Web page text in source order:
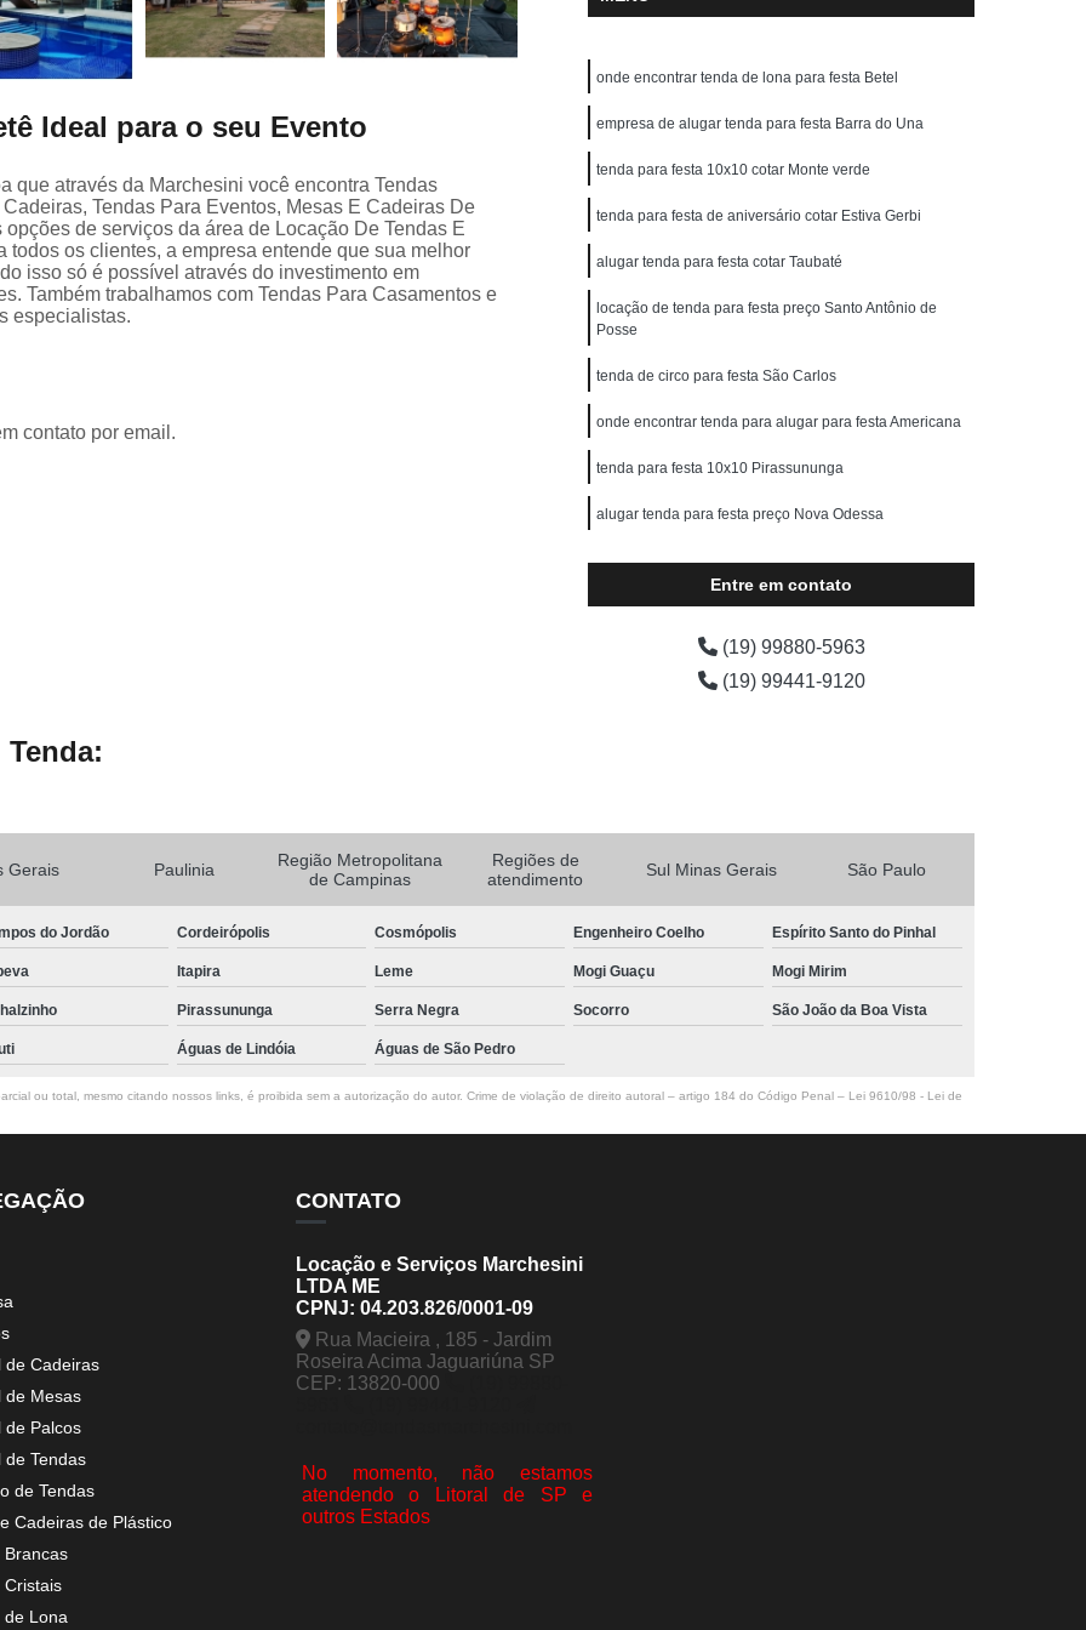
Ideal para o seu Evento
que através da Marchesini você encontra Tendas
Tendas Para Eventos, Mesas E Cadeiras De
de serviços da área de Locação De Tendas E
os clientes, a empresa entende que sua melhor
isso só é possível através do investimento em
Também trabalhamos com Tendas Para Casamentos e
especialistas.
contato por email.
onde encontrar tenda de lona para festa Betel
empresa de alugar tenda para festa Barra do Una
tenda para festa 10x10 cotar Monte verde
tenda para festa de aniversário cotar Estiva Gerbi
alugar tenda para festa cotar Taubaté
locação de tenda para festa preço Santo Antônio de
Posse
tenda de circo para festa São Carlos
onde encontrar tenda para alugar para festa Americana
tenda para festa 10x10 Pirassununga
alugar tenda para festa preço Nova Odessa
Entre em contato
(19) 99880-5963
(19) 99441-9120
Gerais Paulinia
Região Metropolitana
de Campinas
Regiões de
atendimento
Sul Minas Gerais São Paulo
do Jordão Cordeirópolis Cosmópolis Engenheiro Coelho Espírito Santo do Pinhal
Itapira Leme Mogi Guaçu Mogi Mirim
Pirassununga Serra Negra Socorro São João da Boa Vista
Águas de Lindóia Águas de São Pedro
ou total, mesmo citando nossos links, é proibida sem a autorização do autor. Crime de violação de direito autoral – artigo 184 do Código Penal – Lei 9610/98 - Lei de
de Cadeiras
de Mesas
de Palcos
de Tendas
de Tendas
Cadeiras de Plástico
Brancas
Cristais
de Lona
CONTATO
Locação e Serviços Marchesini
LTDA ME
CPNJ: 04.203.826/0001-09
Rua Macieira , 185 - Jardim
Roseira Acima Jaguariúna SP
CEP: 13820-000
No momento, não estamos
atendendo o Litoral de SP e
outros Estados